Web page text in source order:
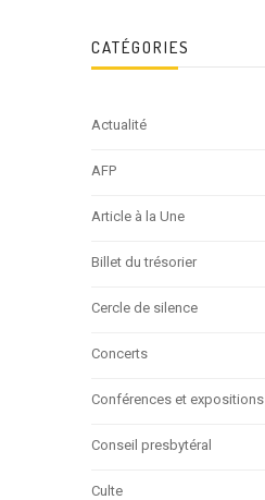
CATÉGORIES
Actualité
AFP
Article à la Une
Billet du trésorier
Cercle de silence
Concerts
Conférences et expositions
Conseil presbytéral
Culte